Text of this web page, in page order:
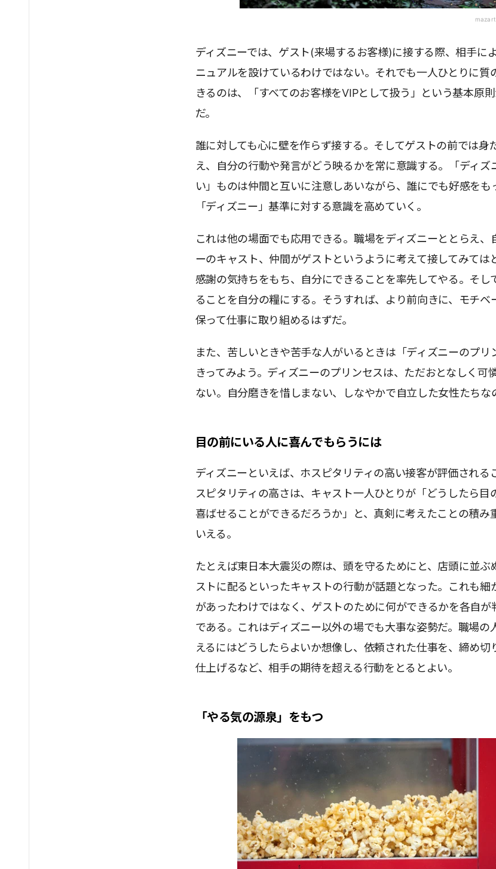
ディズニーでは、ゲスト(来場するお客様)に接する際、相手に
ニュアルを設けているわけではない。それでも一人ひとりに質
きるのは、「すべてのお客様をVIPとして扱う」という基本原
だ。
誰に対しても心に壁を作らず接する。そしてゲストの前では身
え、自分の行動や発言がどう映るかを常に意識する。「ディズ
い」ものは仲間と互いに注意しあいながら、誰にでも好感をも
「ディズニー」基準に対する意識を高めていく。
これは他の場面でも応用できる。職場をディズニーととらえ、
ーのキャスト、仲間がゲストというように考えて接してみては
感謝の気持ちをもち、自分にできることを率先してやる。そし
ることを自分の糧にする。そうすれば、より前向きに、モチベ
保って仕事に取り組めるはずだ。
また、苦しいときや苦手な人がいるときは「ディズニーのプリ
きってみよう。ディズニーのプリンセスは、ただおとなしく可
ない。自分磨きを惜しまない、しなやかで自立した女性たちな
目の前にいる人に喜んでもらうには
ディズニーといえば、ホスピタリティの高い接客が評価される
スピタリティの高さは、キャスト一人ひとりが「どうしたら目
喜ばせることができるだろうか」と、真剣に考えたことの積み
いえる。
たとえば東日本大震災の際は、頭を守るためにと、店頭に並ぶ
ストに配るといったキャストの行動が話題となった。これも細
があったわけではなく、ゲストのために何ができるかを各自が
である。これはディズニー以外の場でも大事な姿勢だ。職場の
えるにはどうしたらよいか想像し、依頼された仕事を、締め切
仕上げるなど、相手の期待を超える行動をとるとよい。
「やる気の源泉」をもつ